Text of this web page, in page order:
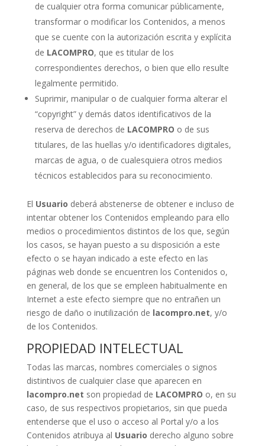
de cualquier otra forma comunicar públicamente,
transformar o modificar los Contenidos, a menos
que se cuente con la autorización escrita y explícita
de LACOMPRO, que es titular de los
correspondientes derechos, o bien que ello resulte
legalmente permitido.
Suprimir, manipular o de cualquier forma alterar el
“copyright” y demás datos identificativos de la
reserva de derechos de LACOMPRO o de sus
titulares, de las huellas y/o identificadores digitales,
marcas de agua, o de cualesquiera otros medios
técnicos establecidos para su reconocimiento.
El Usuario deberá abstenerse de obtener e incluso de
intentar obtener los Contenidos empleando para ello
medios o procedimientos distintos de los que, según
los casos, se hayan puesto a su disposición a este
efecto o se hayan indicado a este efecto en las
páginas web donde se encuentren los Contenidos o,
en general, de los que se empleen habitualmente en
Internet a este efecto siempre que no entrañen un
riesgo de daño o inutilización de lacompro.net, y/o
de los Contenidos.
PROPIEDAD INTELECTUAL
Todas las marcas, nombres comerciales o signos
distintivos de cualquier clase que aparecen en
lacompro.net son propiedad de LACOMPRO o, en su
caso, de sus respectivos propietarios, sin que pueda
entenderse que el uso o acceso al Portal y/o a los
Contenidos atribuya al Usuario derecho alguno sobre